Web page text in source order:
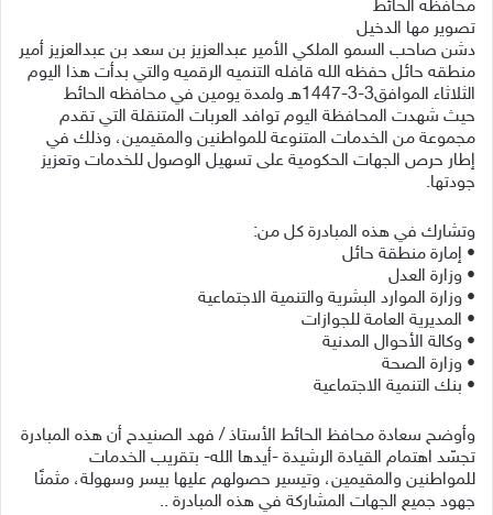
محافظه الحائط
تصوير مها الدخيل
دشن صاحب السمو الملكي الأمير عبدالعزيز بن سعد بن عبدالعزيز أمير
منطقه حائل حفظه الله قافله التنميه الرقميه والتي بدأت هذا اليوم
الثلاثاء الموافق3-3-1447هـ ولمدة يومين في محافظه الحائط
حيث شهدت المحافظة اليوم توافد العربات المتنقلة التي تقدم
مجموعة من الخدمات المتنوعة للمواطنين والمقيمين، وذلك في
إطار حرص الجهات الحكومية على تسهيل الوصول للخدمات وتعزيز
جودتها.
وتشارك في هذه المبادرة كل من:
• إمارة منطقة حائل
• وزارة العدل
• وزارة الموارد البشرية والتنمية الاجتماعية
• المديرية العامة للجوازات
• وكالة الأحوال المدنية
• وزارة الصحة
• بنك التنمية الاجتماعية
وأوضح سعادة محافظ الحائط الأستاذ / فهد الصنيدح أن هذه المبادرة
تجسّد اهتمام القيادة الرشيدة -أيدها الله- بتقريب الخدمات
للمواطنين والمقيمين، وتيسير حصولهم عليها بيسر وسهولة، مثمنًا
جهود جميع الجهات المشاركة في هذه المبادرة ..